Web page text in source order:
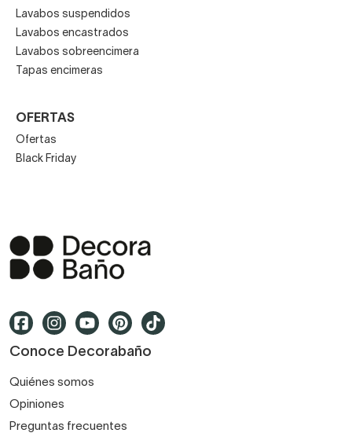
Lavabos suspendidos
Lavabos encastrados
Lavabos sobreencimera
Tapas encimeras
OFERTAS
Ofertas
Black Friday
Conoce Decorabaño
Quiénes somos
Opiniones
Preguntas frecuentes